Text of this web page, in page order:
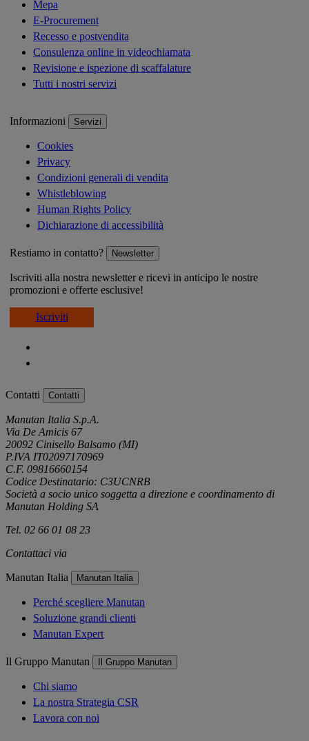
Mepa
E-Procurement
Recesso e postvendita
Consulenza online in videochiamata
Revisione e ispezione di scaffalature
Tutti i nostri servizi
Informazioni Servizi
Cookies
Privacy
Condizioni generali di vendita
Whistleblowing
Human Rights Policy
Dichiarazione di accessibilità
Restiamo in contatto? Newsletter
Iscriviti alla nostra newsletter e ricevi in anticipo le nostre
promozioni e offerte esclusive!
Iscriviti
Contatti Contatti
Manutan Italia S.p.A.
Via De Amicis 67
20092 Cinisello Balsamo (MI)
P.IVA IT02097170969
C.F. 09816660154
Codice Destinatario: C3UCNRB
Società a socio unico soggetta a direzione e coordinamento di
Manutan Holding SA
Tel. 02 66 01 08 23
Contattaci via
Manutan Italia Manutan Italia
Perché scegliere Manutan
Soluzione grandi clienti
Manutan Expert
Il Gruppo Manutan Il Gruppo Manutan
Chi siamo
La nostra Strategia CSR
Lavora con noi